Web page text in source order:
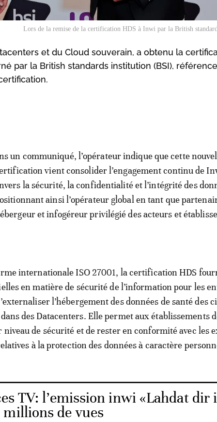
Lors de la remise de la certification HDS à Inwi par la British
et du Cloud souverain, a obtenu la
par la British standards institution (BSI), référence
un communiqué, l’opérateur indique que cette
vient consolider l’engagement continu de
la sécurité, la confidentialité et l’intégrité des
ainsi l’opérateur global en tant que
et infogéreur privilégié des acteurs et
internationale ISO 27001, la certification HDS
en matière de sécurité de l’information pour les
l’hébergement des données de santé des
des Datacenters. Elle permet aux établissements
de sécurité et de rester en conformité avec les
à la protection des données à caractère
TV: l’emission inwi «Lahdat dir
de vues